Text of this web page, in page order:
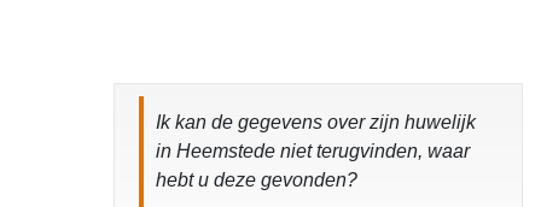
Ik kan de gegevens over zijn huwelijk
in Heemstede niet terugvinden, waar
hebt u deze gevonden?